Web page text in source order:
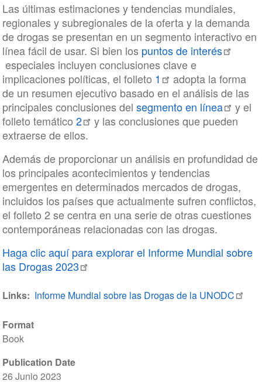
Format
Book
Publication Date
26 Junio 2023
Las últimas estimaciones y tendencias mundiales,
regionales y subregionales de la oferta y la demanda
de drogas se presentan en un segmento interactivo en
línea fácil de usar. Si bien los puntos de interés
especiales incluyen conclusiones clave e
implicaciones políticas, el folleto 1
adopta la forma
de un resumen ejecutivo basado en el análisis de las
principales conclusiones del segmento en línea
y el
folleto temático 2
y las conclusiones que pueden
extraerse de ellos.
Además de proporcionar un análisis en profundidad de
los principales acontecimientos y tendencias
emergentes en determinados mercados de drogas,
incluidos los países que actualmente sufren conflictos,
el folleto 2 se centra en una serie de otras cuestiones
contemporáneas relacionadas con las drogas.
Haga clic aquí para explorar el Informe Mundial sobre
las Drogas 2023
Links Informe Mundial sobre las Drogas de la UNODC